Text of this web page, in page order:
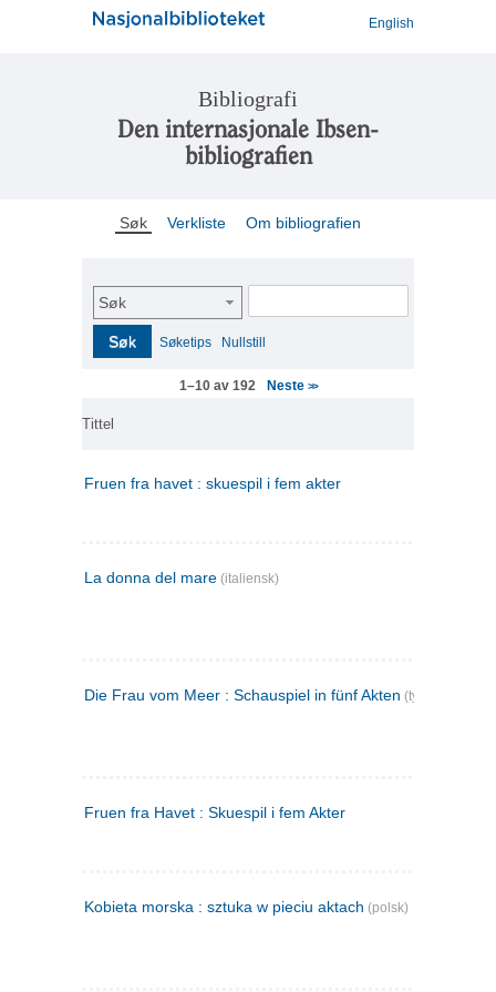
English
Bibliografi
Den internasjonale Ibsen-
bibliografien
Søk Verkliste Om bibliografien
Søk
Søk Søketips Nullstill
1–10 av 192 Neste >>
Tittel
Fruen fra havet : skuespil i fem akter
La donna del mare (italiensk)
Die Frau vom Meer : Schauspiel in fünf Akten (tysk)
Fruen fra Havet : Skuespil i fem Akter
Kobieta morska : sztuka w pieciu aktach (polsk)